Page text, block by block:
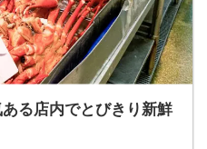
ある店内でとびきり新鮮